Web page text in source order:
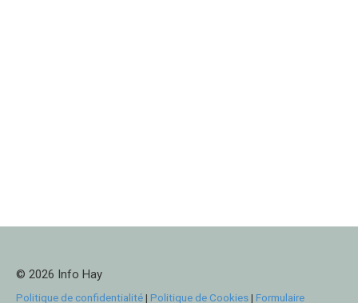
© 2026 Info Hay
Politique de confidentialité| Politique de Cookies| Formulaire